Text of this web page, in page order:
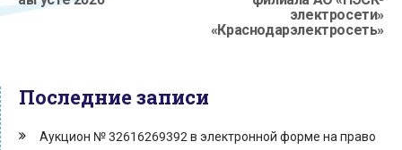
электросети»
«Краснодарэлектросеть»
Последние записи
Аукцион № 32616269392 в электронной форме на право